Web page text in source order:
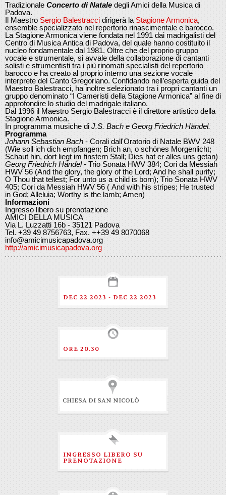
Tradizionale Concerto di Natale degli Amici della Musica di
Padova.
Il Maestro Sergio Balestracci dirigerà la Stagione Armonica,
ensemble specializzato nel repertorio rinascimentale e barocco.
La Stagione Armonica viene fondata nel 1991 dai madrigalisti del
Centro di Musica Antica di Padova, del quale hanno costituito il
nucleo fondamentale dal 1981. Oltre che del proprio gruppo
vocale e strumentale, si avvale della collaborazione di cantanti
solisti e strumentisti tra i più rinomati specialisti del repertorio
barocco e ha creato al proprio interno una sezione vocale
interprete del Canto Gregoriano. Confidando nell’esperta guida del
Maestro Balestracci, ha inoltre selezionato tra i propri cantanti un
gruppo denominato “I Cameristi della Stagione Armonica” al fine di
approfondire lo studio del madrigale italiano.
Dal 1996 il Maestro Sergio Balestracci è il direttore artistico della
Stagione Armonica.
In programma musiche di J.S. Bach e Georg Friedrich Händel.
Programma
Johann Sebastian Bach - Corali dall'Oratorio di Natale BWV 248
(Wie soll ich dich empfangen; Brich an, o schönes Morgenlicht;
Schaut hin, dort liegt im finstern Stall; Dies hat er alles uns getan)
Georg Friedrich Händel- Trio Sonata HWV 384; Cori da Messiah
HWV 56 (And the glory, the glory of the Lord; And he shall purify;
O Thou that tellest; For unto us a child is born); Trio Sonata HWV
405; Cori da Messiah HWV 56 ( And with his stripes; He trusted
in God; Alleluia; Worthy is the lamb; Amen)
Informazioni
Ingresso libero su prenotazione
AMICI DELLA MUSICA
Via L. Luzzatti 16b - 35121 Padova
Tel. +39 49 8756763, Fax. ++39 49 8070068
info@amicimusicapadova.org
http://amicimusicapadova.org
DEC 22 2023 - DEC 22 2023
ORE 20.30
CHIESA DI SAN NICOLÒ
INGRESSO LIBERO SU
PRENOTAZIONE